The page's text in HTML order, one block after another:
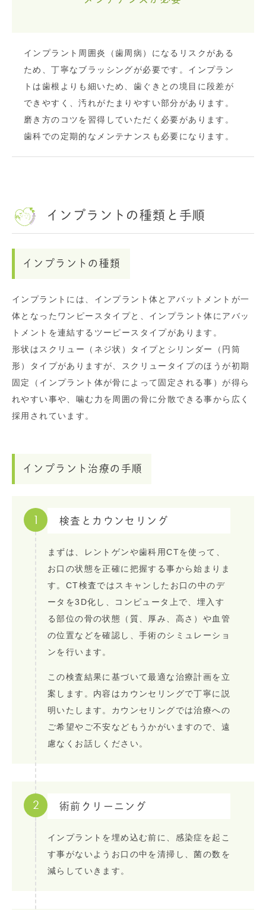
インプラント周囲炎（歯周病）になるリスクがある
ため、丁寧なブラッシングが必要です。インプラン
トは歯根よりも細いため、歯ぐきとの境目に段差が
できやすく、汚れがたまりやすい部分があります。
磨き方のコツを習得していただく必要があります。
歯科での定期的なメンテナンスも必要になります。
インプラントの種類と手順
インプラントの種類
インプラントには、インプラント体とアバットメントが一
体となったワンピースタイプと、インプラント体にアバッ
トメントを連結するツーピースタイプがあります。
形状はスクリュー（ネジ状）タイプとシリンダー（円筒
形）タイプがありますが、スクリュータイプのほうが初期
固定（インプラント体が骨によって固定される事）が得ら
れやすい事や、噛む力を周囲の骨に分散できる事から広く
採用されています。
インプラント治療の手順
1 検査とカウンセリング
まずは、レントゲンや歯科用CTを使って、
お口の状態を正確に把握する事から始まりま
す。CT検査ではスキャンしたお口の中のデ
ータを3D化し、コンピュータ上で、埋入す
る部位の骨の状態（質、厚み、高さ）や血管
の位置などを確認し、手術のシミュレーショ
ンを行います。
この検査結果に基づいて最適な治療計画を立
案します。内容はカウンセリングで丁寧に説
明いたします。カウンセリングでは治療への
ご希望やご不安などもうかがいますので、遠
慮なくお話しください。
2 術前クリーニング
インプラントを埋め込む前に、感染症を起こ
す事がないようお口の中を清掃し、菌の数を
減らしていきます。